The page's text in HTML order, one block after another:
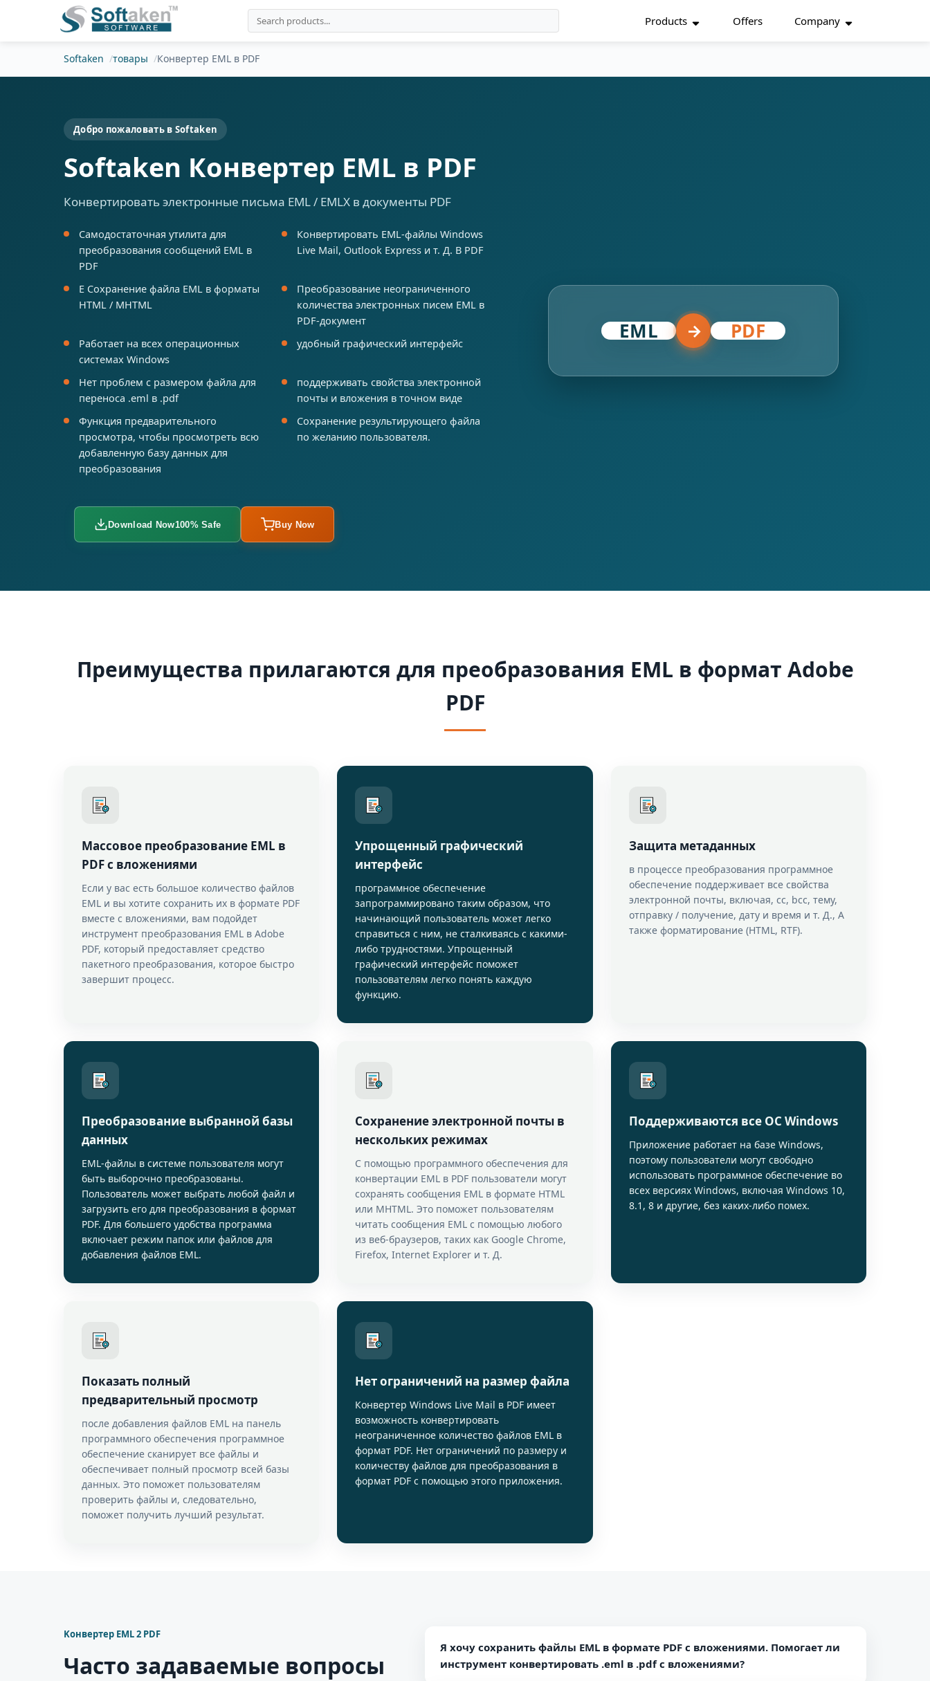
Products Offers Company
Softaken товары Конвертер EML в PDF
Добро пожаловать в Softaken
Softaken Конвертер EML в PDF
Конвертировать электронные письма EML / EMLX в документы PDF
Самодостаточная утилита для
преобразования сообщений EML в
PDF
Конвертировать EML-файлы Windows
Live Mail, Outlook Express и т. Д. В PDF
E Сохранение файла EML в форматы
HTML / MHTML
Преобразование неограниченного
количества электронных писем EML в
PDF-документ
Работает на всех операционных
системах Windows
удобный графический интерфейс
Нет проблем с размером файла для
переноса .eml в .pdf
поддерживать свойства электронной
почты и вложения в точном виде
Функция предварительного
просмотра, чтобы просмотреть всю
добавленную базу данных для
преобразования
Сохранение результирующего файла
по желанию пользователя.
Download Now100% Safe Buy Now
EML → PDF
Преимущества прилагаются для преобразования EML в формат Adobe
PDF
Массовое преобразование EML в
PDF с вложениями
Если у вас есть большое количество файлов
EML и вы хотите сохранить их в формате PDF
вместе с вложениями, вам подойдет
инструмент преобразования EML в Adobe
PDF, который предоставляет средство
пакетного преобразования, которое быстро
завершит процесс.
Упрощенный графический
интерфейс
программное обеспечение
запрограммировано таким образом, что
начинающий пользователь может легко
справиться с ним, не сталкиваясь с какими-
либо трудностями. Упрощенный
графический интерфейс поможет
пользователям легко понять каждую
функцию.
Защита метаданных
в процессе преобразования программное
обеспечение поддерживает все свойства
электронной почты, включая, cc, bcc, тему,
отправку / получение, дату и время и т. Д., А
также форматирование (HTML, RTF).
Преобразование выбранной базы
данных
EML-файлы в системе пользователя могут
быть выборочно преобразованы.
Пользователь может выбрать любой файл и
загрузить его для преобразования в формат
PDF. Для большего удобства программа
включает режим папок или файлов для
добавления файлов EML.
Сохранение электронной почты в
нескольких режимах
С помощью программного обеспечения для
конвертации EML в PDF пользователи могут
сохранять сообщения EML в формате HTML
или MHTML. Это поможет пользователям
читать сообщения EML с помощью любого
из веб-браузеров, таких как Google Chrome,
Firefox, Internet Explorer и т. Д.
Поддерживаются все ОС Windows
Приложение работает на базе Windows,
поэтому пользователи могут свободно
использовать программное обеспечение во
всех версиях Windows, включая Windows 10,
8.1, 8 и другие, без каких-либо помех.
Показать полный
предварительный просмотр
после добавления файлов EML на панель
программного обеспечения программное
обеспечение сканирует все файлы и
обеспечивает полный просмотр всей базы
данных. Это поможет пользователям
проверить файлы и, следовательно,
поможет получить лучший результат.
Нет ограничений на размер файла
Конвертер Windows Live Mail в PDF имеет
возможность конвертировать
неограниченное количество файлов EML в
формат PDF. Нет ограничений по размеру и
количеству файлов для преобразования в
формат PDF с помощью этого приложения.
Kонвертер EML 2 PDF
Часто задаваемые вопросы
Я хочу сохранить файлы EML в формате PDF с вложениями. Помогает ли
инструмент конвертировать .eml в .pdf с вложениями?